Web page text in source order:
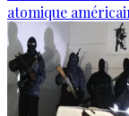
atomique